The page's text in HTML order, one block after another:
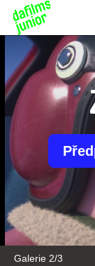
Domů
Galerie 2/3